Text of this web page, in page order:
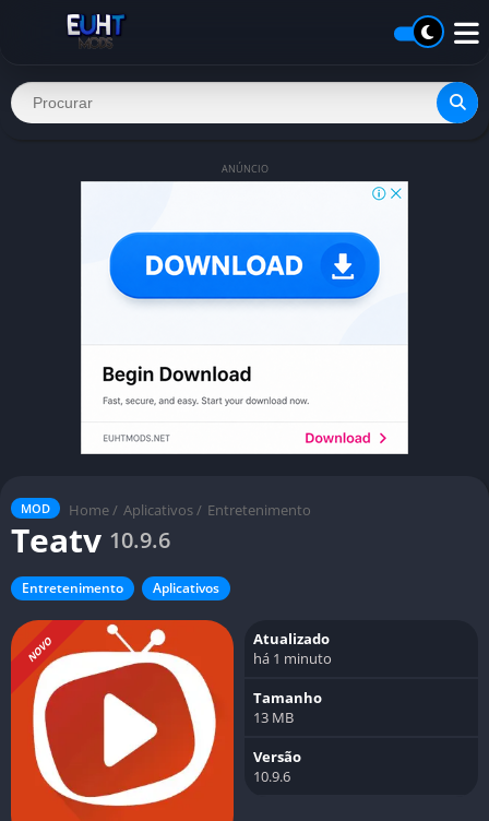
ANÚNCIO
MOD Home / Aplicativos / Entretenimento
Teatv 10.9.6
Entretenimento Aplicativos
NOVO
Atualizado
há 1 minuto
Tamanho
13 MB
Versão
10.9.6